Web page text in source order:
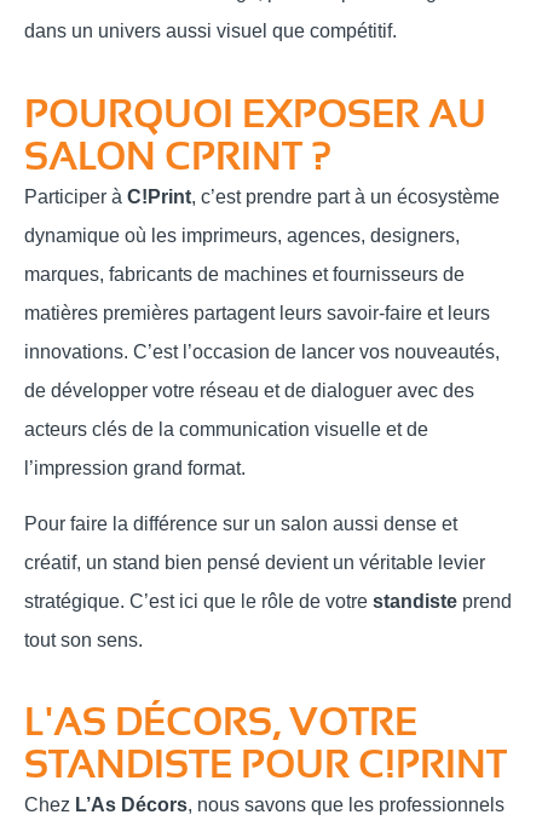
dans un univers aussi visuel que compétitif.
POURQUOI EXPOSER AU
SALON CPRINT ?
Participer à C!Print, c’est prendre part à un écosystème
dynamique où les imprimeurs, agences, designers,
marques, fabricants de machines et fournisseurs de
matières premières partagent leurs savoir-faire et leurs
innovations. C’est l’occasion de lancer vos nouveautés,
de développer votre réseau et de dialoguer avec des
acteurs clés de la communication visuelle et de
l’impression grand format.
Pour faire la différence sur un salon aussi dense et
créatif, un stand bien pensé devient un véritable levier
stratégique. C’est ici que le rôle de votre standiste prend
tout son sens.
L'AS DÉCORS, VOTRE
STANDISTE POUR C!PRINT
Chez L’As Décors, nous savons que les professionnels